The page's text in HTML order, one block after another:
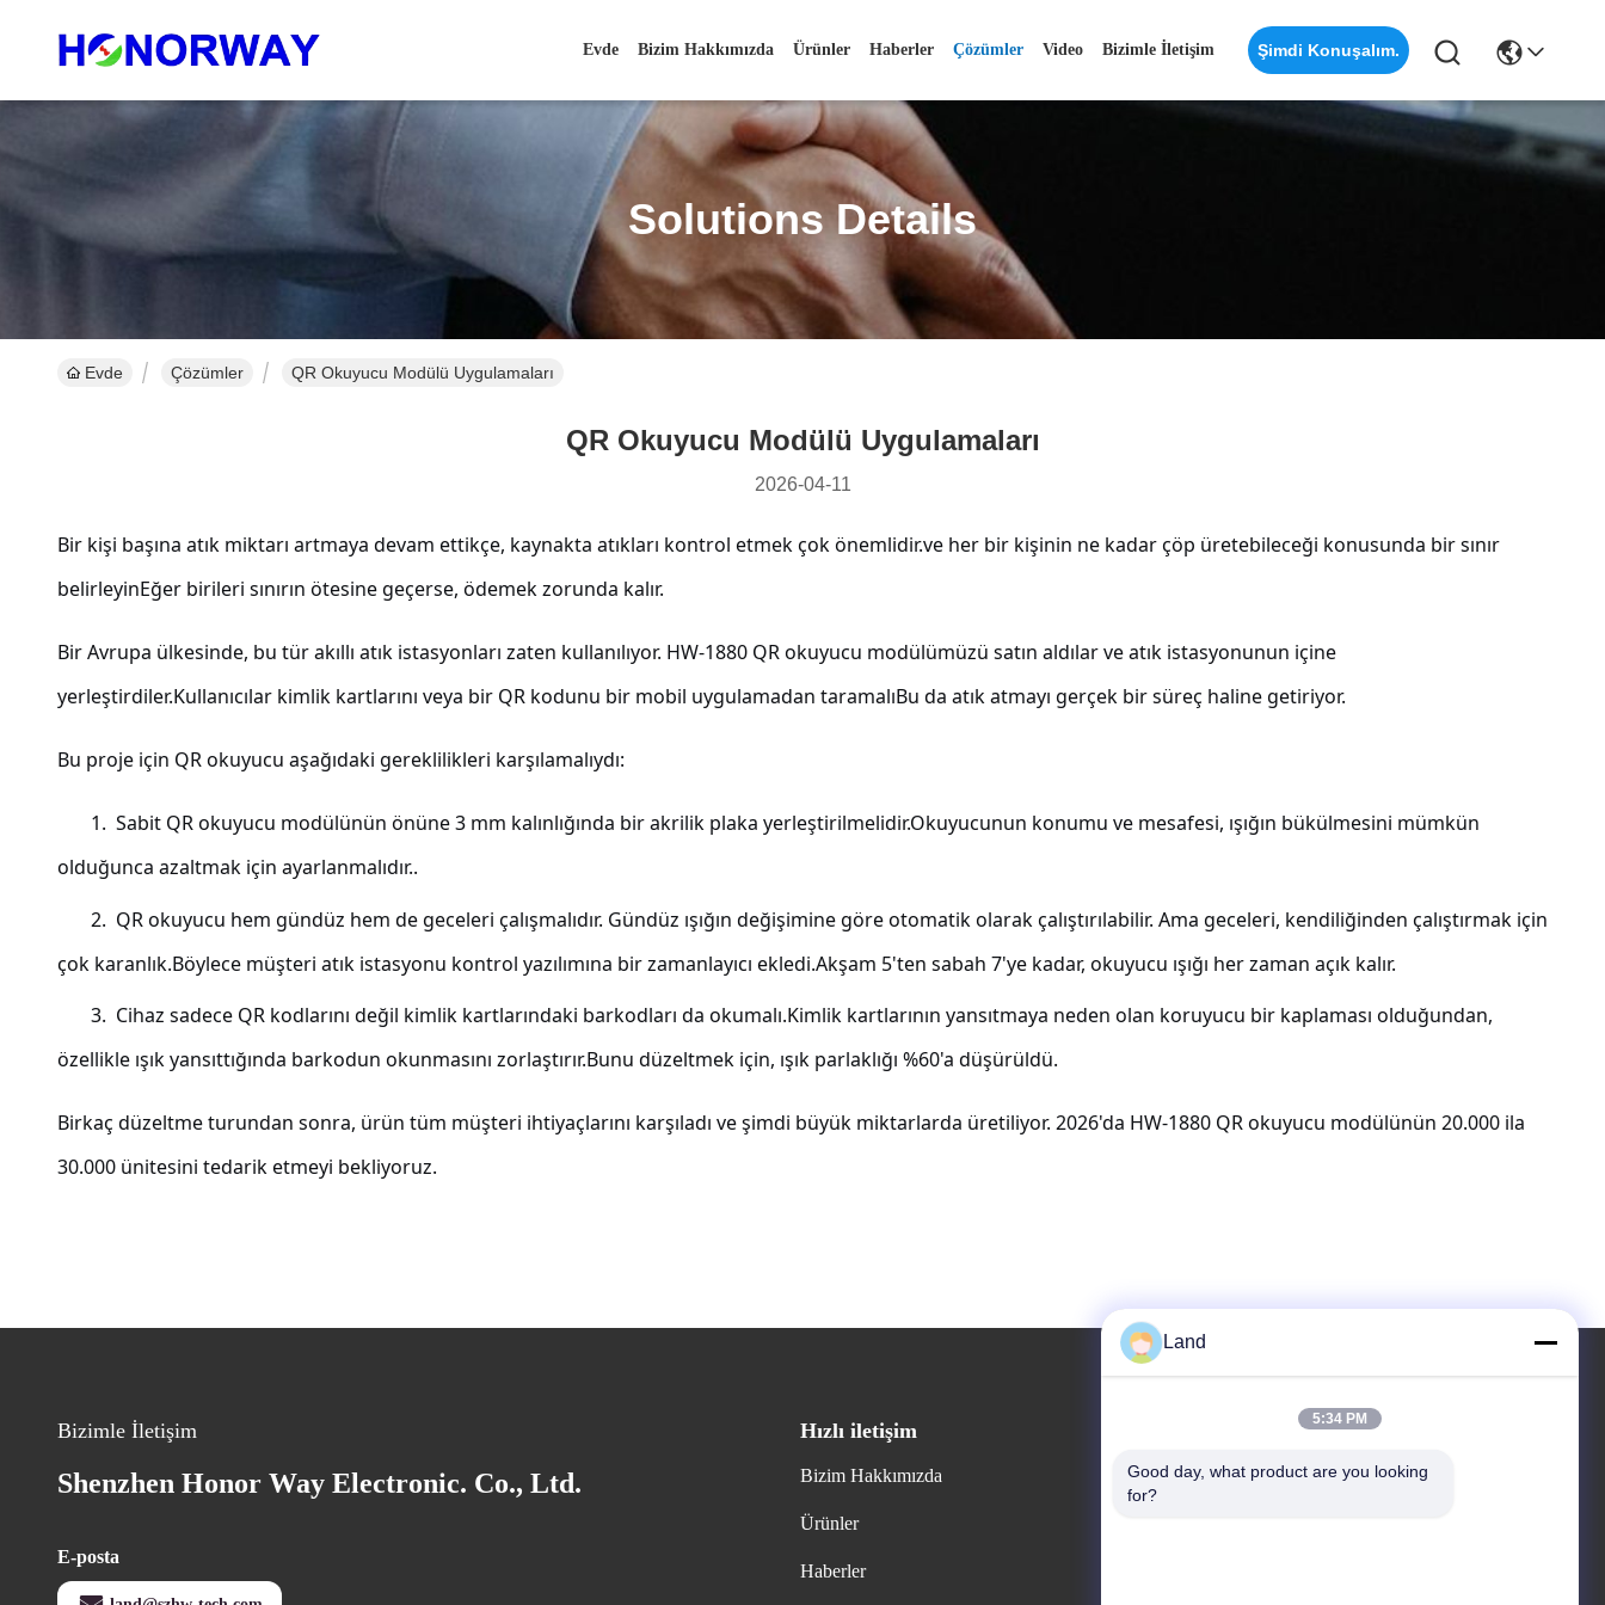
Evde Bizim Hakkımızda Ürünler Haberler Çözümler Video Bizimle İletişim Şimdi Konuşalım.
Solutions Details
Evde Çözümler QR Okuyucu Modülü Uygulamaları
QR Okuyucu Modülü Uygulamaları
2026-04-11
Bir kişi başına atık miktarı artmaya devam ettikçe, kaynakta atıkları kontrol etmek çok önemlidir.ve her bir kişinin ne kadar çöp üretebileceği konusunda bir sınır
belirleyinEğer birileri sınırın ötesine geçerse, ödemek zorunda kalır.
Bir Avrupa ülkesinde, bu tür akıllı atık istasyonları zaten kullanılıyor. HW-1880 QR okuyucu modülümüzü satın aldılar ve atık istasyonunun içine
yerleştirdiler.Kullanıcılar kimlik kartlarını veya bir QR kodunu bir mobil uygulamadan taramalıBu da atık atmayı gerçek bir süreç haline getiriyor.
Bu proje için QR okuyucu aşağıdaki gereklilikleri karşılamalıydı:
1. Sabit QR okuyucu modülünün önüne 3 mm kalınlığında bir akrilik plaka yerleştirilmelidir.Okuyucunun konumu ve mesafesi, ışığın bükülmesini mümkün
olduğunca azaltmak için ayarlanmalıdır..
2. QR okuyucu hem gündüz hem de geceleri çalışmalıdır. Gündüz ışığın değişimine göre otomatik olarak çalıştırılabilir. Ama geceleri, kendiliğinden çalıştırmak için
çok karanlık.Böylece müşteri atık istasyonu kontrol yazılımına bir zamanlayıcı ekledi.Akşam 5'ten sabah 7'ye kadar, okuyucu ışığı her zaman açık kalır.
3. Cihaz sadece QR kodlarını değil kimlik kartlarındaki barkodları da okumalı.Kimlik kartlarının yansıtmaya neden olan koruyucu bir kaplaması olduğundan,
özellikle ışık yansıttığında barkodun okunmasını zorlaştırır.Bunu düzeltmek için, ışık parlaklığı %60'a düşürüldü.
Birkaç düzeltme turundan sonra, ürün tüm müşteri ihtiyaçlarını karşıladı ve şimdi büyük miktarlarda üretiliyor. 2026'da HW-1880 QR okuyucu modülünün 20.000 ila
30.000 ünitesini tedarik etmeyi bekliyoruz.
Bizimle İletişim
Shenzhen Honor Way Electronic. Co., Ltd.
E-posta
Hızlı iletişim
Bizim Hakkımızda
Ürünler
Haberler
Adres
Land
5:34 PM
Good day, what product are you looking
for?